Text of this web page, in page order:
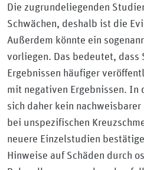
Die zugrundeliegenden
Schwächen, deshalb ist die
Außerdem könnte ein
vorliegen. Das bedeutet,
Ergebnissen häufiger
mit negativen Ergebnissen. In
sich daher kein
bei unspezifischen
neuere Einzelstudien
Hinweise auf Schäden durch